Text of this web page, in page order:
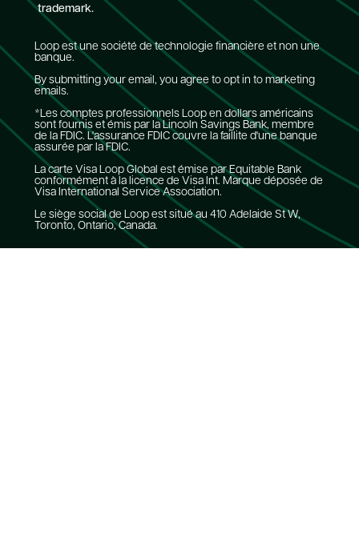
trademark.
Loop est une société de technologie financière et non une
banque.
By submitting your email, you agree to opt in to marketing
emails.
*Les comptes professionnels Loop en dollars américains
sont fournis et émis par la Lincoln Savings Bank, membre
de la FDIC. L'assurance FDIC couvre la faillite d'une banque
assurée par la FDIC.
La carte Visa Loop Global est émise par Equitable Bank
conformément à la licence de Visa Int. Marque déposée de
Visa International Service Association.
Le siège social de Loop est situé au 410 Adelaide St W,
Toronto, Ontario, Canada.